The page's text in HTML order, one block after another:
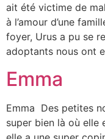
ait été victime de
à l’amour d’une
foyer, Urus a pu se
adoptants nous ont
Emma
Emma Des petites
super bien là où elle